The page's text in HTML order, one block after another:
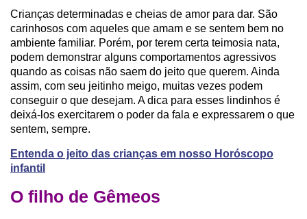
Crianças determinadas e cheias de amor para dar. São
carinhosos com aqueles que amam e se sentem bem no
ambiente familiar. Porém, por terem certa teimosia nata,
podem demonstrar alguns comportamentos agressivos
quando as coisas não saem do jeito que querem. Ainda
assim, com seu jeitinho meigo, muitas vezes podem
conseguir o que desejam. A dica para esses lindinhos é
deixá-los exercitarem o poder da fala e expressarem o que
sentem, sempre.
Entenda o jeito das crianças em nosso Horóscopo
infantil
O filho de Gêmeos